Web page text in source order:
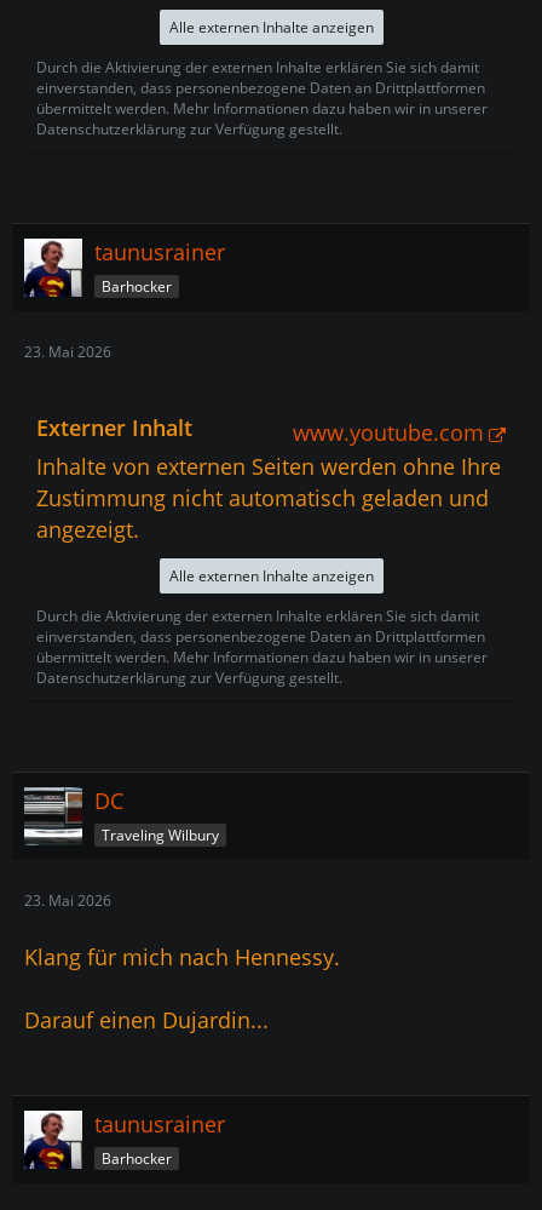
Alle externen Inhalte anzeigen
Durch die Aktivierung der externen Inhalte erklären Sie sich damit
einverstanden, dass personenbezogene Daten an Drittplattformen
übermittelt werden. Mehr Informationen dazu haben wir in unserer
Datenschutzerklärung zur Verfügung gestellt.
taunusrainer
Barhocker
23. Mai 2026
Externer Inhalt
www.youtube.com
Inhalte von externen Seiten werden ohne Ihre
Zustimmung nicht automatisch geladen und
angezeigt.
Alle externen Inhalte anzeigen
Durch die Aktivierung der externen Inhalte erklären Sie sich damit
einverstanden, dass personenbezogene Daten an Drittplattformen
übermittelt werden. Mehr Informationen dazu haben wir in unserer
Datenschutzerklärung zur Verfügung gestellt.
DC
Traveling Wilbury
23. Mai 2026
Klang für mich nach Hennessy.
Darauf einen Dujardin...
taunusrainer
Barhocker